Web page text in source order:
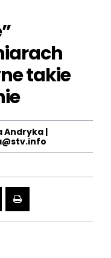
takie
Andryka |